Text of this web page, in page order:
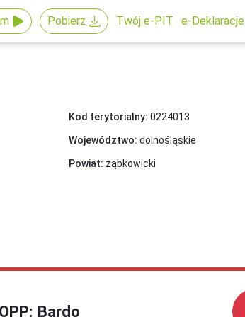
Pobierz Twój e-PIT e-Deklaracje
Kod terytorialny: 0224013
Województwo: dolnośląskie
Powiat: ząbkowicki
Bardo